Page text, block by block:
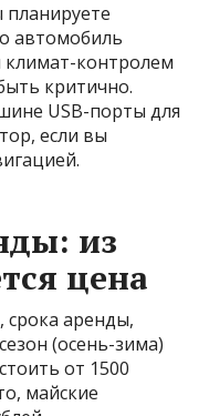
планируете
автомобиль
контролем
критично.
USB-порты для
если вы
из
цена
срока аренды,
(осень-зима)
от 1500
майские